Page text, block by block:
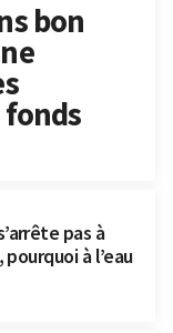
bon
pas à
à l’eau